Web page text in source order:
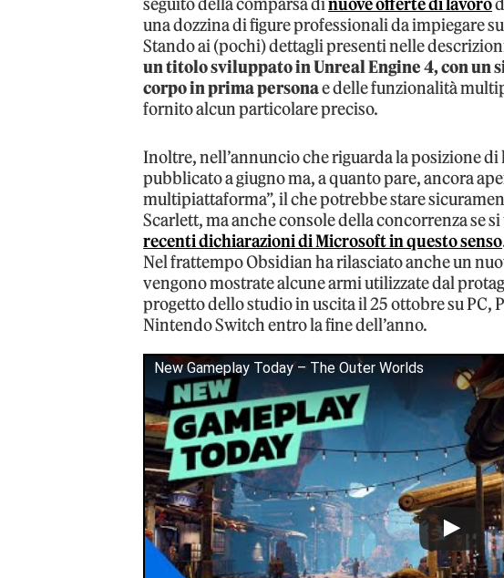
una dozzina di figure professionali da impiegare
Stando ai (pochi) dettagli presenti nelle
un titolo sviluppato in Unreal Engine 4, con un
corpo in prima personae delle funzionalità
fornito alcun particolare preciso.
Inoltre, nell’annuncio che riguarda la posizione
pubblicato a giugno ma, a quanto pare, ancora
multipiattaforma”, il che potrebbe stare
Scarlett, ma anche console della concorrenza se
recenti dichiarazioni di Microsoft in questo senso
Nel frattempo Obsidian ha rilasciato anche un
vengono mostrate alcune armi utilizzate dal
progetto dello studio in uscita il 25 ottobre su PC,
Nintendo Switch entro la fine dell’anno.
New Gameplay Today – The Outer Worlds